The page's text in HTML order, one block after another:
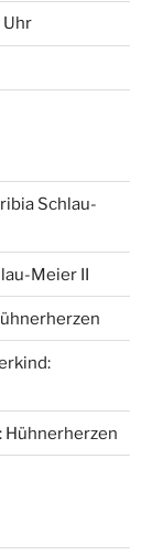
Uhr
Schlau-
Meier II
Hühnerherzen